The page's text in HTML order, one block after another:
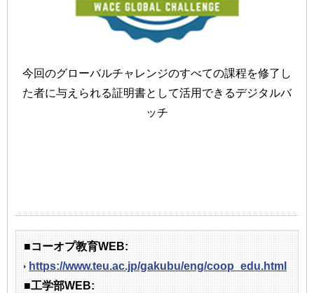
今回のグローバルチャレンジのすべての課程を修了し
た者に与えられる証明書として活用できるデジタルバ
ッチ
■コーオプ教育WEB:
https://www.teu.ac.jp/gakubu/eng/coop_edu.html
■工学部WEB: